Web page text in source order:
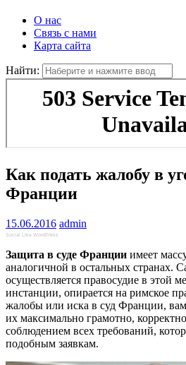
О нас
Связь с нами
Карта сайта
Найти:
Как подать жалобу в
Франции
15.06.2016 admin
Social Like WordPress
Защита в суде Франции имеет
аналогичной в остальных странах.
осуществляется правосудие в этой
инстанции, опирается на римское
жалобы или иска в суд Франции, вам
их максимально грамотно,
соблюдением всех требований,
подобным заявкам.